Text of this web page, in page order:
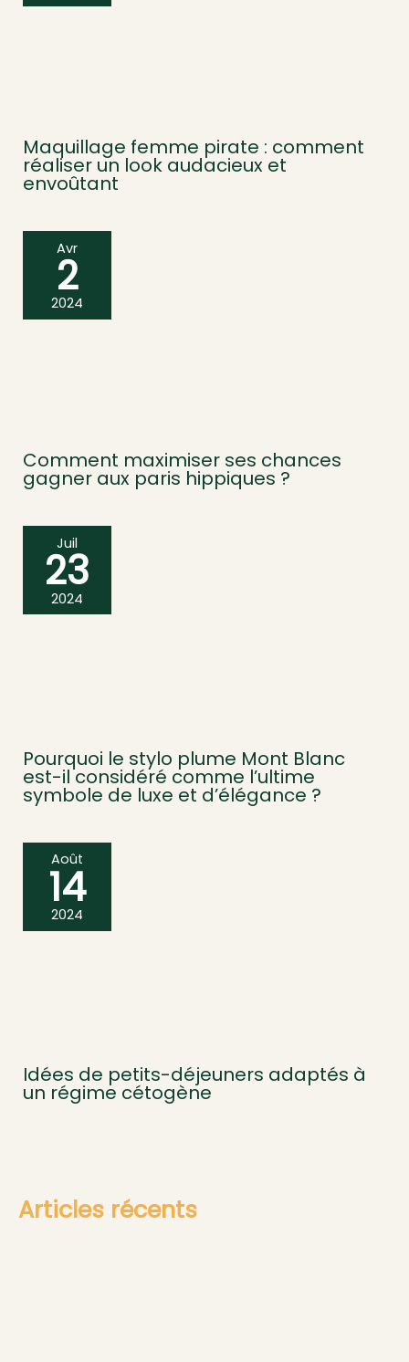
Maquillage femme pirate : comment
réaliser un look audacieux et
envoûtant
Avr
2
2024
Comment maximiser ses chances
gagner aux paris hippiques ?
Juil
23
2024
Pourquoi le stylo plume Mont Blanc
est-il considéré comme l’ultime
symbole de luxe et d’élégance ?
Août
14
2024
Idées de petits-déjeuners adaptés à
un régime cétogène
Articles récents